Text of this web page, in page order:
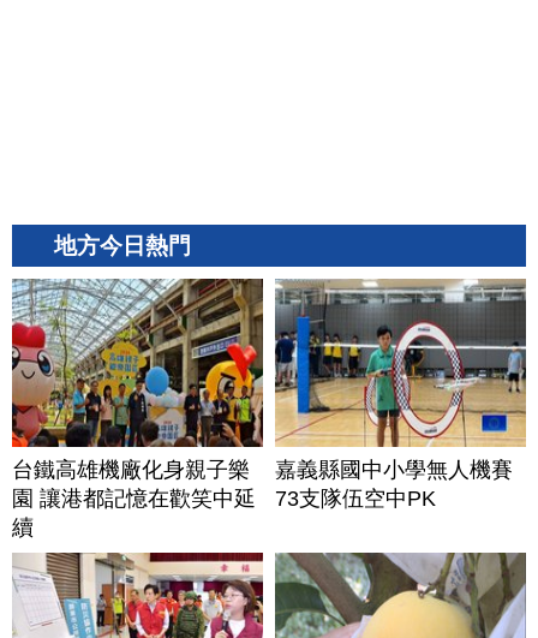
地方今日熱門
台鐵高雄機廠化身親子樂
園 讓港都記憶在歡笑中延
續
嘉義縣國中小學無人機賽
73支隊伍空中PK